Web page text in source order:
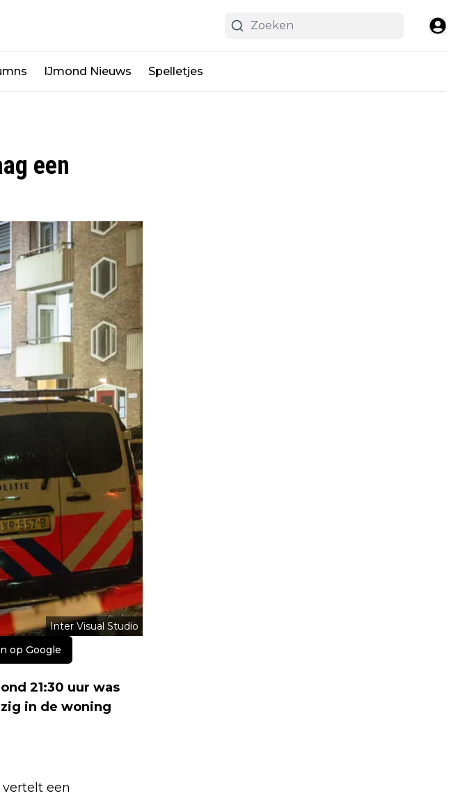
IJmond Nieuws Spelletjes
een
Inter Visual Studio
op Google
21:30 uur was
in de woning
een